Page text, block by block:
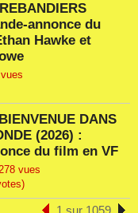
annonce du
Hawke et
DANS
(2026) :
du film en VF
vues
1 sur 1059